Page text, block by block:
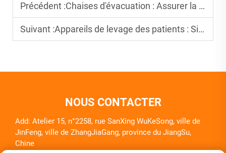
Précédent :Chaises d'évacuation : Assurer la sécurité en cas d'urgence
Suivant :Appareils de levage des patients : Simplifier le processus de déplacement des patients
NOUS CONTACTER
Add: Atelier 15, n°2258, rue SanXing WuKeSong, ville de
JinFeng, ville de ZhangJiaGang, province du JiangSu,
Chine